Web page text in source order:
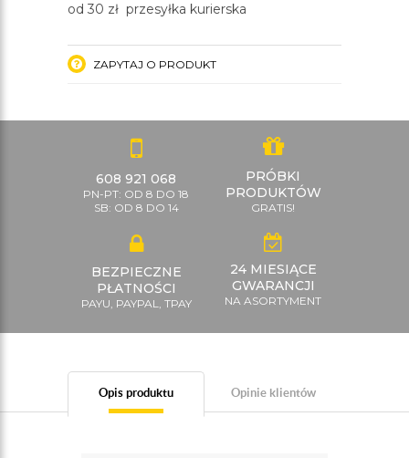
od 30 zł przesyłka kurierska
ZAPYTAJ O PRODUKT
608 921 068
PN-PT: OD 8 DO 18
SB: OD 8 DO 14
PRÓBKI
PRODUKTÓW
GRATIS!
BEZPIECZNE
PŁATNOŚCI
PAYU, PAYPAL, TPAY
24 MIESIĄCE
GWARANCJI
NA ASORTYMENT
Opis produktu Opinie klientów